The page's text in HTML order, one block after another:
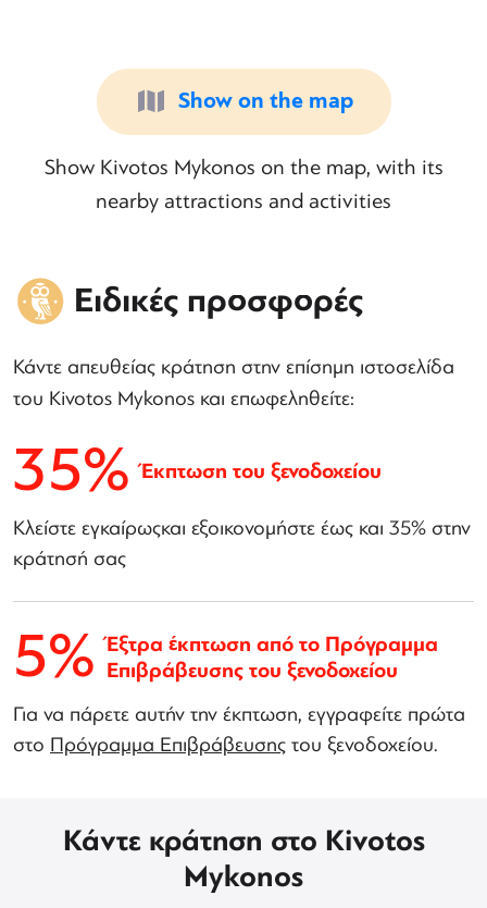
Show on the map
Show Kivotos Mykonos on the map, with its
nearby attractions and activities
Ειδικές προσφορές
Κάντε απευθείας κράτηση στην επίσημη ιστοσελίδα
του Kivotos Mykonos και επωφεληθείτε:
35% Έκπτωση του ξενοδοχείου
Κλείστε εγκαίρωςκαι εξοικονομήστε έως και 35% στην
κράτησή σας
5% Έξτρα έκπτωση από το Πρόγραμμα
Επιβράβευσης του ξενοδοχείου
Για να πάρετε αυτήν την έκπτωση, εγγραφείτε πρώτα
στο Πρόγραμμα Επιβράβευσηςτου ξενοδοχείου.
Κάντε κράτηση στο Kivotos
Mykonos